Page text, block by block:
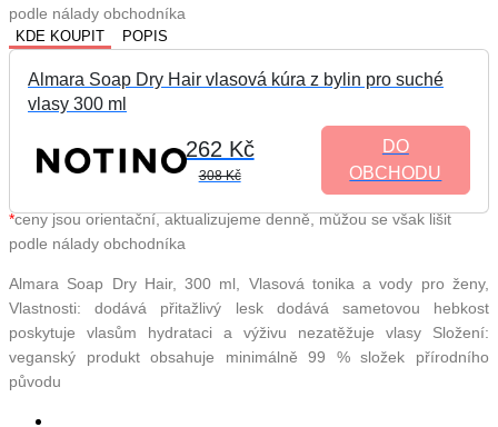
podle nálady obchodníka
KDE KOUPIT POPIS
Almara Soap Dry Hair vlasová kúra z bylin pro suché
vlasy 300 ml
262 Kč
308 Kč
DO
OBCHODU
*ceny jsou orientační, aktualizujeme denně, můžou se však lišit
podle nálady obchodníka
Almara Soap Dry Hair, 300 ml, Vlasová tonika a vody pro ženy,
Vlastnosti: dodává přitažlivý lesk dodává sametovou hebkost
poskytuje vlasům hydrataci a výživu nezatěžuje vlasy Složení:
veganský produkt obsahuje minimálně 99 % složek přírodního
původu